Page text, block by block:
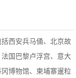
西安兵马俑、北京故
国巴黎卢浮宫、意大
博物馆、柬埔寨暹粒